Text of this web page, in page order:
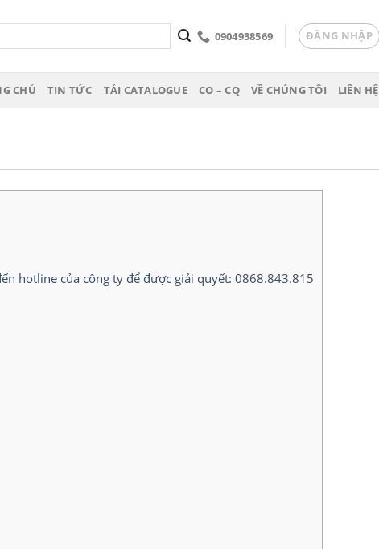
0904938569 ĐĂNG NHẬP
CHỦ TIN TỨC TẢI CATALOGUE CO – CQ VỀ CHÚNG TÔI LIÊN HỆ
hotline của công ty để được giải quyết: 0868.843.815